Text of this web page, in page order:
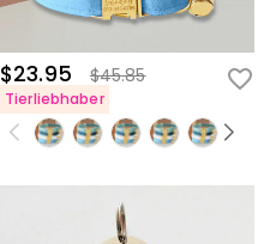
$23.95 $45.85
Tierliebhaber